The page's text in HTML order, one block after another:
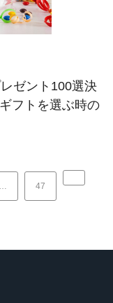
ゼント100選決
フトを選ぶ時の
… 47